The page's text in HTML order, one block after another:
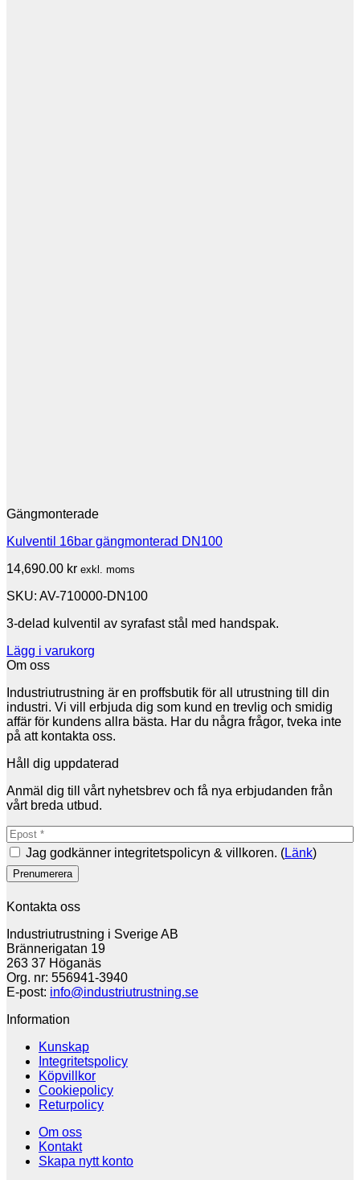
Gängmonterade
Kulventil 16bar gängmonterad DN100
14,690.00 kr exkl. moms
SKU: AV-710000-DN100
3-delad kulventil av syrafast stål med handspak.
Lägg i varukorg
Om oss
Industriutrustning är en proffsbutik för all utrustning till din
industri. Vi vill erbjuda dig som kund en trevlig och smidig
affär för kundens allra bästa. Har du några frågor, tveka inte
på att kontakta oss.
Håll dig uppdaterad
Anmäl dig till vårt nyhetsbrev och få nya erbjudanden från
vårt breda utbud.
Jag godkänner integritetspolicyn & villkoren. (Länk)
Kontakta oss
Industriutrustning i Sverige AB
Brännerigatan 19
263 37 Höganäs
Org. nr: 556941-3940
E-post: info@industriutrustning.se
Information
Kunskap
Integritetspolicy
Köpvillkor
Cookiepolicy
Returpolicy
Om oss
Kontakt
Skapa nytt konto